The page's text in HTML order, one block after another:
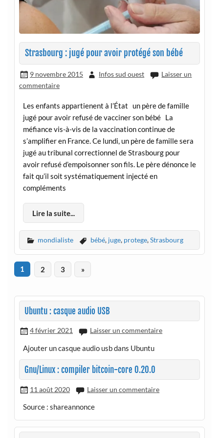
Strasbourg : jugé pour avoir protégé son bébé
9 novembre 2015 Infos sud ouest
Laisser un
commentaire
Les enfants appartienent à l’État un père de famille
jugé pour avoir refusé de vacciner son bébé La
méfiance vis-à-vis de la vaccination continue de
s’amplifier en France. Ce lundi, un père de famille sera
jugé au tribunal correctionnel de Strasbourg pour
avoir refusé d’empoisonner son fils. Le père dénonce le
fait qu’il soit systématiquement injecté en
compléments
Lire la suite...
mondialiste bébé, juge, protege,Strasbourg
1 2 3 »
Ubuntu : casque audio USB
4 février 2021 Laisser un commentaire
Ajouter un casque audio usb dans Ubuntu
Gnu/Linux : compiler bitcoin-core 0.20.0
11 août 2020 Laisser un commentaire
Source : shareannonce